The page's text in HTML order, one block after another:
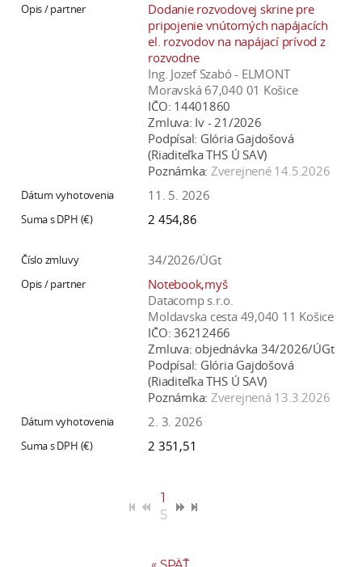
Dodanie rozvodovej skrine pre
pripojenie vnútorných napájacích
el. rozvodov na napájací prívod z
rozvodne
Ing. Jozef Szabó - ELMONT
Moravská 67,040 01 Košice
IČO: 14401860
Zmluva: Iv - 21/2026
Podpísal: Glória Gajdošová
(Riaditeľka THS Ú SAV)
Poznámka: Zverejnené 14.5.2026
11. 5. 2026
2 454,86
34/2026/ÚGt
Notebook,myš
Datacomp s.r.o.
Moldavska cesta 49,040 11 Košice
IČO: 36212466
Zmluva: objednávka 34/2026/ÚGt
Podpísal: Glória Gajdošová
(Riaditeľka THS Ú SAV)
Poznámka: Zverejnená 13.3.2026
2. 3. 2026
2 351,51
1
5